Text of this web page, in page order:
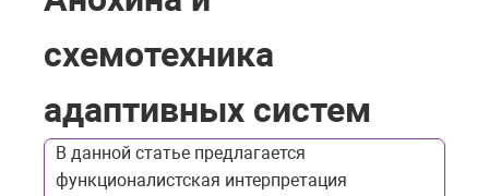
схемотехника
адаптивных систем
В данной статье предлагается
функционалистская интерпретация